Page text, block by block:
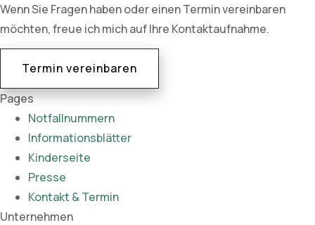
Wenn Sie Fragen haben oder einen Termin vereinbaren
möchten, freue ich mich auf Ihre Kontaktaufnahme.
Termin vereinbaren
Pages
Notfallnummern
Informationsblätter
Kinderseite
Presse
Kontakt & Termin
Unternehmen